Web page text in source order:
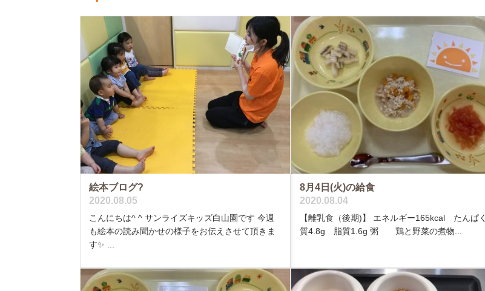
絵本ブログ?
2020.08.05
こんにちは^ ^ サンライズキッズ白山園です 今週
も絵本の読み聞かせの様子をお伝えさせて頂きま
す✨ ...
8月4日(火)の給食
2020.08.04
【離乳食（後期)】 エネルギー165kcal たんぱく
質4.8g 脂質1.6g 粥 鶏と野菜の煮物...